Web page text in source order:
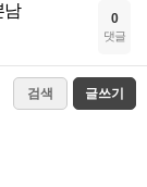
남 0
댓글
검색 글쓰기